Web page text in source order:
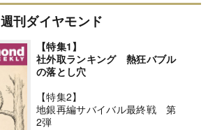
週刊ダイヤモンド
【特集1】
社外取ランキング 熱狂バブル
の落とし穴
【特集2】
地銀再編サバイバル最終戦 第
2弾